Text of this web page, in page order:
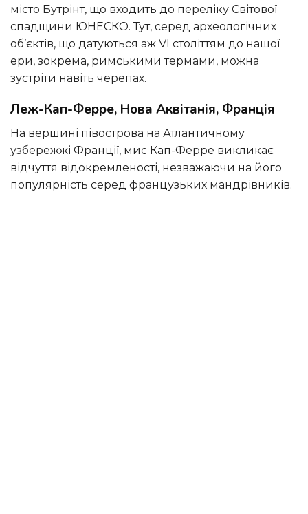
місто Бутрінт, що входить до переліку Світової
спадщини ЮНЕСКО. Тут, серед археологічних
об’єктів, що датуються аж VI століттям до нашої
ери, зокрема, римськими термами, можна
зустріти навіть черепах.
Леж-Кап-Ферре, Нова Аквітанія, Франція
На вершині півострова на Атлантичному
узбережжі Франції, мис Кап-Ферре викликає
відчуття відокремленості, незважаючи на його
популярність серед французьких мандрівників.